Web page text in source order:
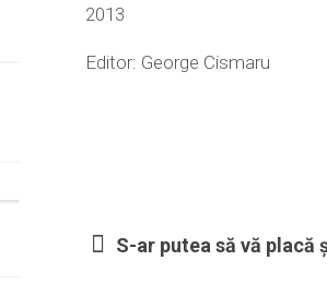
2013
Editor: George Cismaru
S-ar putea să vă placă